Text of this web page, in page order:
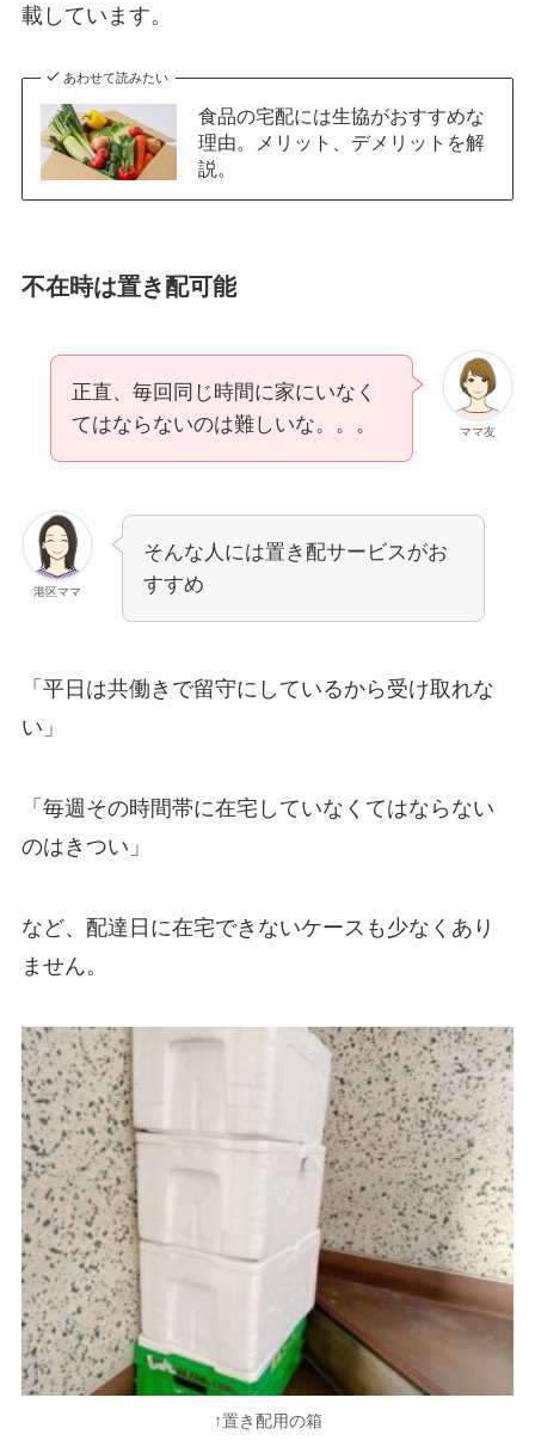
載しています。
あわせて読みたい
食品の宅配には生協がおすすめな
理由。メリット、デメリットを解
説。
不在時は置き配可能
ママ友
正直、毎回同じ時間に家にいなく
てはならないのは難しいな。。。
港区ママ
そんな人には置き配サービスがお
すすめ
「平日は共働きで留守にしているから受け取れな
い」
「毎週その時間帯に在宅していなくてはならない
のはきつい」
など、配達日に在宅できないケースも少なくあり
ません。
↑置き配用の箱